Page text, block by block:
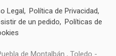
Legal
Política de Privacidad
de un pedido
Políticas de
de Montalbán , Toledo -